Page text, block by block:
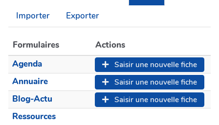
Importer
Exporter
Formulaires
Actions
Agenda
Saisir une nouvelle fiche
Annuaire Saisir une nouvelle fiche
Blog-Actu Saisir une nouvelle fiche
Ressources